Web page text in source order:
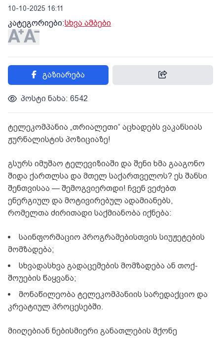
10-10-2025 16:11
კატეგორიები:სხვა ამბები
გაზიარება
პოსტი ნახა: 6542
ტელეკომპანია „თრიალეთი“ აცხადებს ვაკანსიას
ჟურნალისტის პოზიციაზე!
გსურს იმუშაო ტელევიზიაში და შენი ხმა გააგონო
შიდა ქართლსა და მთელ საქართველოს? ეს შანსი
შენთვისაა — შემოგვიერთდი! ჩვენ ვეძებთ
ენერგიულ და მოტივირებულ ადამიანებს,
რომელთა ძირითადი საქმიანობა იქნება:
საინფორმაციო პროგრამებისთვის სიუჟეტების
მომზადება;
სხვადასხვა გადაცემების მომზადება ან თოქ-
შოუების წაყვანა;
მონაწილეობა ტელეკომპანიის სარედაქციო და
კრეატიულ პროცესებში.
მიიღებიან ნებისმიერი განათლების მქონე